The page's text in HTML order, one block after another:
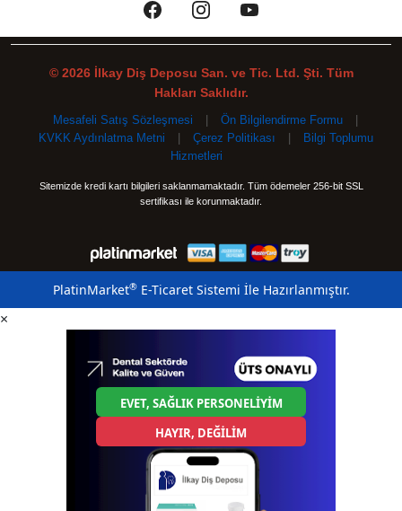
© 2026 İlkay Diş Deposu San. ve Tic. Ltd. Şti. Tüm
Hakları Saklıdır.
Mesafeli Satış Sözleşmesi Ön Bilgilendirme Formu
KVKK Aydınlatma Metni
Çerez Politikası
Bilgi Toplumu
Hizmetleri
Sitemizde kredi kartı bilgileri saklanmamaktadır. Tüm ödemeler 256-bit SSL
sertifikası ile korunmaktadır.
PlatinMarket®E-Ticaret Sistemi İle Hazırlanmıştır.
×
EVET, SAĞLIK PERSONELİYİM
HAYIR, DEĞİLİM